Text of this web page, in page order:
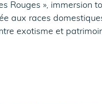
Rouges », immersion
aux races
exotisme et